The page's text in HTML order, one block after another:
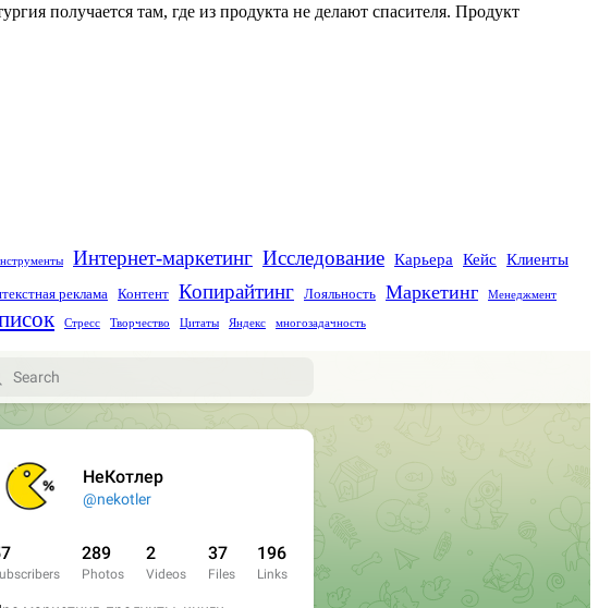
получается там, где из продукта не делают спасителя. Продукт
Интернет-маркетинг Исследование Карьера Кейс Клиенты
реклама Контент Копирайтинг Лояльность Маркетинг Менеджмент
Стресс Творчество Цитаты Яндекс многозадачность